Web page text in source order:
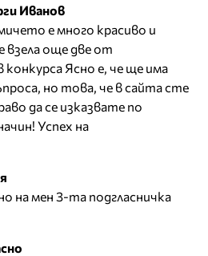
Иванов
е много красиво и
взела още две от
конкурса Ясно е, че ще има
но това, че в сайта сте
да се изказвате по
Успех на
на мен 3-та подгласничка